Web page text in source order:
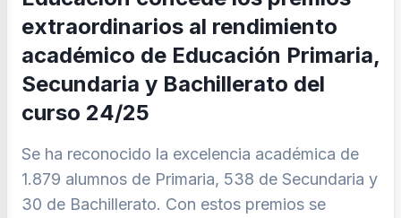
extraordinarios al rendimiento
académico de Educación Primaria,
Secundaria y Bachillerato del
curso 24/25
Se ha reconocido la excelencia académica de
1.879 alumnos de Primaria, 538 de Secundaria y
30 de Bachillerato. Con estos premios se